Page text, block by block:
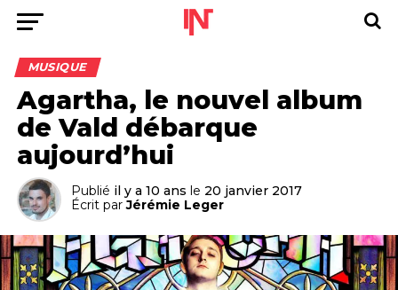
MUSIQUE
Agartha, le nouvel album
de Vald débarque
aujourd’hui
Publié il y a 10 ans le 20 janvier 2017
Écrit par Jérémie Leger